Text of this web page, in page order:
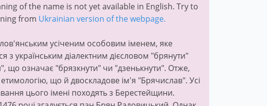
of the name is not yet available in English. Try to
from Ukrainian version of the webpage.
усіченим особовим іменем, яке
з українським діалектним дієсловом "брянути"
що означає "брязкнути" чи "дзенькнути". Отже,
що й двоскладове ім'я "Брячислав". Усі
цього імені походять з Берестейщини.